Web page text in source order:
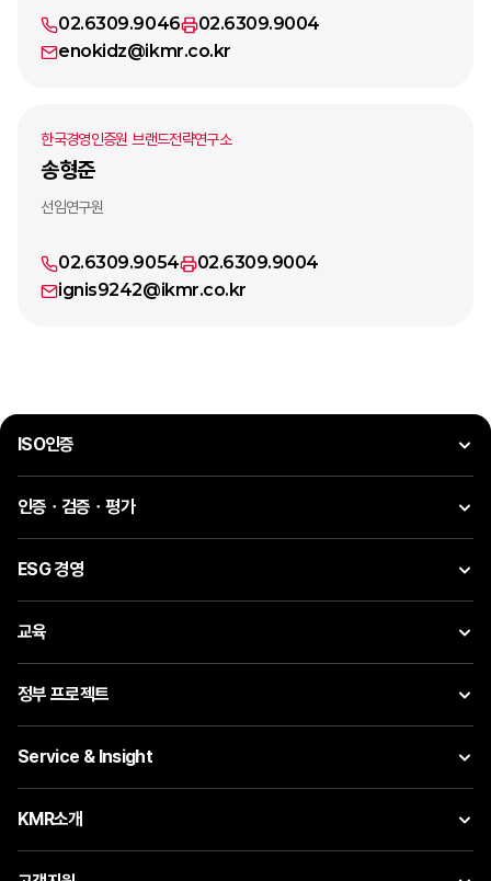
02.6309.9046
02.6309.9004
enokidz@ikmr.co.kr
한국경영인증원 브랜드전략연구소
송형준
선임연구원
02.6309.9054
02.6309.9004
ignis9242@ikmr.co.kr
ISO인증
인증ㆍ검증ㆍ평가
ESG 경영
교육
정부 프로젝트
Service & Insight
KMR소개